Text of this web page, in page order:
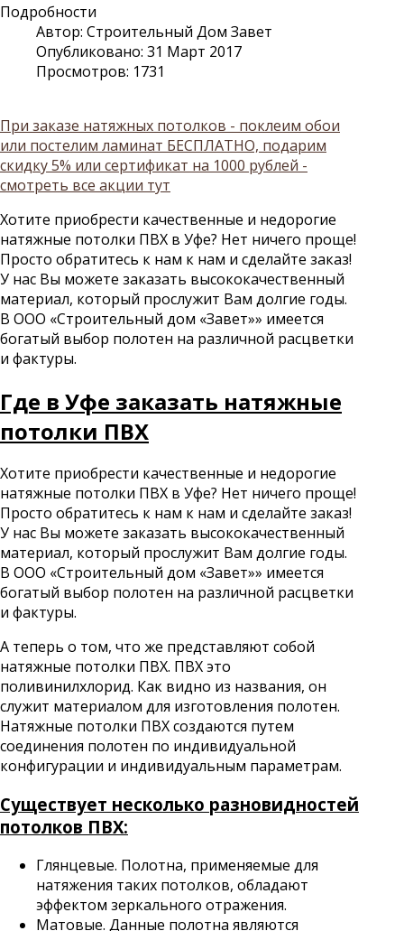
Подробности
Автор: Строительный Дом Завет
Опубликовано: 31 Март 2017
Просмотров: 1731
При заказе натяжных потолков - поклеим обои
или постелим ламинат БЕСПЛАТНО, подарим
скидку 5% или сертификат на 1000 рублей -
смотреть все акции тут
Хотите приобрести качественные и недорогие
натяжные потолки ПВХ в Уфе? Нет ничего проще!
Просто обратитесь к нам к нам и сделайте заказ!
У нас Вы можете заказать высококачественный
материал, который прослужит Вам долгие годы.
В ООО «Строительный дом «Завет»» имеется
богатый выбор полотен на различной расцветки
и фактуры.
Где в Уфе заказать натяжные
потолки ПВХ
Хотите приобрести качественные и недорогие
натяжные потолки ПВХ в Уфе? Нет ничего проще!
Просто обратитесь к нам к нам и сделайте заказ!
У нас Вы можете заказать высококачественный
материал, который прослужит Вам долгие годы.
В ООО «Строительный дом «Завет»» имеется
богатый выбор полотен на различной расцветки
и фактуры.
А теперь о том, что же представляют собой
натяжные потолки ПВХ. ПВХ это
поливинилхлорид. Как видно из названия, он
служит материалом для изготовления полотен.
Натяжные потолки ПВХ создаются путем
соединения полотен по индивидуальной
конфигурации и индивидуальным параметрам.
Существует несколько разновидностей
потолков ПВХ:
Глянцевые. Полотна, применяемые для
натяжения таких потолков, обладают
эффектом зеркального отражения.
Матовые. Данные полотна являются